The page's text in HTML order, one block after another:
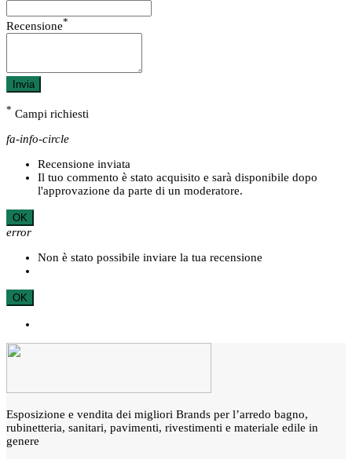
Recensione*
Invia
* Campi richiesti
fa-info-circle
Recensione inviata
Il tuo commento è stato acquisito e sarà disponibile dopo
l'approvazione da parte di un moderatore.
OK
error
Non è stato possibile inviare la tua recensione
OK
Esposizione e vendita dei migliori Brands per l’arredo bagno,
rubinetteria, sanitari, pavimenti, rivestimenti e materiale edile in
genere